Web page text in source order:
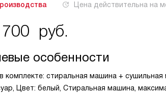
Цена действительна на
руб.
особенности
в комплекте: стиральная машина +
Цвет: белый, Стиральная машина,